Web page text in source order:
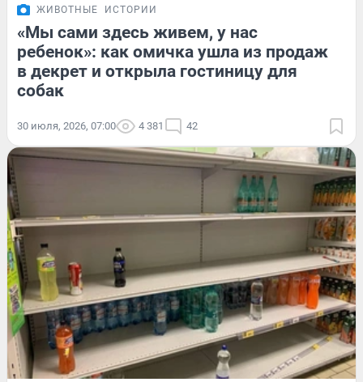
ЖИВОТНЫЕ ИСТОРИИ
«Мы сами здесь живем, у нас
ребенок»: как омичка ушла из продаж
в декрет и открыла гостиницу для
собак
30 июля, 2026, 07:00 4 381 42